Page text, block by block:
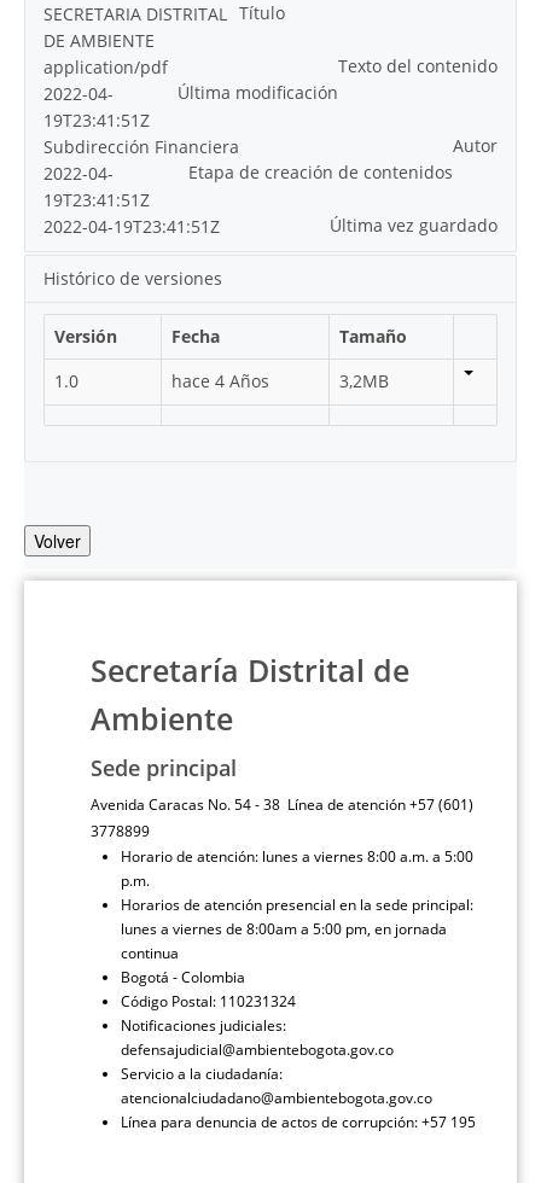
Título
SECRETARIA DISTRITAL
DE AMBIENTE
Texto del contenido
application/pdf
Última modificación
2022-04-
19T23:41:51Z
Autor
Subdirección Financiera
Etapa de creación de contenidos
2022-04-
19T23:41:51Z
Última vez guardado
2022-04-19T23:41:51Z
Histórico de versiones
Versión Fecha
Tamaño
1.0
hace 4 Años 3,2MB
Volver
Secretaría Distrital de
Ambiente
Sede principal
Avenida Caracas No. 54 - 38 Línea de atención +57 (601)
3778899
Horario de atención: lunes a viernes 8:00 a.m. a 5:00
p.m.
Horarios de atención presencial en la sede principal:
lunes a viernes de 8:00am a 5:00 pm, en jornada
continua
Bogotá - Colombia
Código Postal: 110231324
Notificaciones judiciales:
defensajudicial@ambientebogota.gov.co
Servicio a la ciudadanía:
atencionalciudadano@ambientebogota.gov.co
Línea para denuncia de actos de corrupción: +57 195